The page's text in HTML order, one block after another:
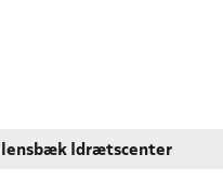
Idrætscenter